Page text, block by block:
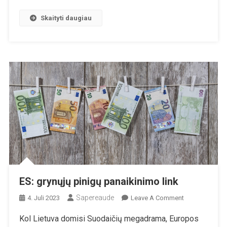
Sekimą
Skaityti daugiau
ES: grynųjų pinigų panaikinimo link
4. Juli 2023 Sapereaude Leave A CommentOn
Grynųjų
Kol Lietuva domisi Suodaičių megadrama, Europos